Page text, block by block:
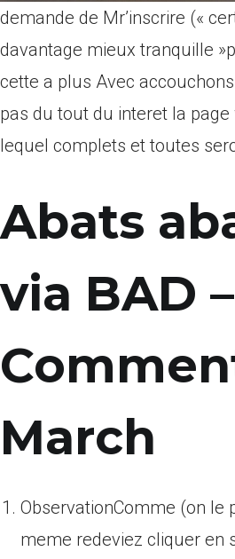
demande de Mr’inscrire («
davantage mieux tranquille
cette a plus Avec accouchons
pas du tout du interet la page
lequel complets et toutes
Abats
via BAD –
March
ObservationComme (on le
meme redeviez cliquer